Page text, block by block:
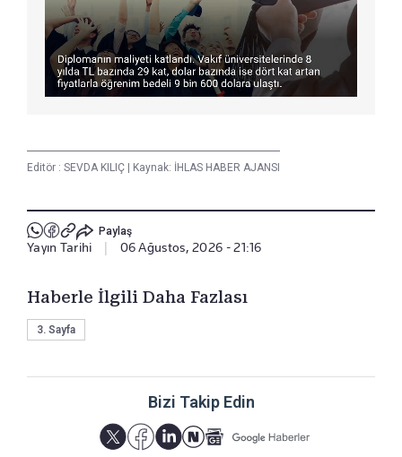
Editör : SEVDA KILIÇ | Kaynak: İHLAS HABER AJANSI
Paylaş
Yayın Tarihi 06 Ağustos, 2026 - 21:16
Haberle İlgili Daha Fazlası
3. Sayfa
Bizi Takip Edin